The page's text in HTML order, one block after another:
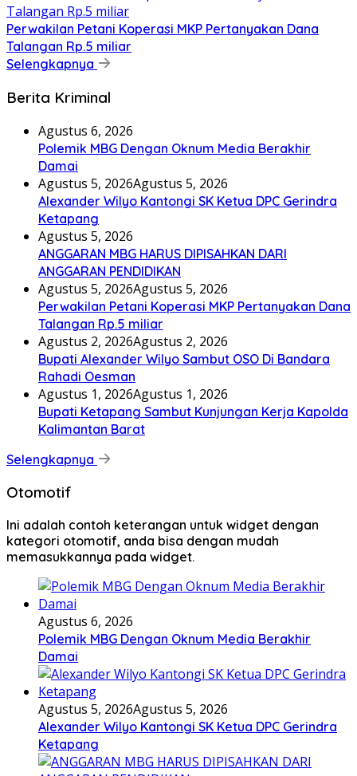
Perwakilan Petani Koperasi MKP Pertanyakan Dana
Talangan Rp.5 miliar
Selengkapnya
Berita Kriminal
Agustus 6, 2026
Polemik MBG Dengan Oknum Media Berakhir
Damai
Agustus 5, 2026Agustus 5, 2026
Alexander Wilyo Kantongi SK Ketua DPC Gerindra
Ketapang
Agustus 5, 2026
ANGGARAN MBG HARUS DIPISAHKAN DARI
ANGGARAN PENDIDIKAN
Agustus 5, 2026Agustus 5, 2026
Perwakilan Petani Koperasi MKP Pertanyakan Dana
Talangan Rp.5 miliar
Agustus 2, 2026Agustus 2, 2026
Bupati Alexander Wilyo Sambut OSO Di Bandara
Rahadi Oesman
Agustus 1, 2026Agustus 1, 2026
Bupati Ketapang Sambut Kunjungan Kerja Kapolda
Kalimantan Barat
Selengkapnya
Otomotif
Ini adalah contoh keterangan untuk widget dengan
kategori otomotif, anda bisa dengan mudah
memasukkannya pada widget.
Agustus 6, 2026
Polemik MBG Dengan Oknum Media Berakhir
Damai
Agustus 5, 2026Agustus 5, 2026
Alexander Wilyo Kantongi SK Ketua DPC Gerindra
Ketapang